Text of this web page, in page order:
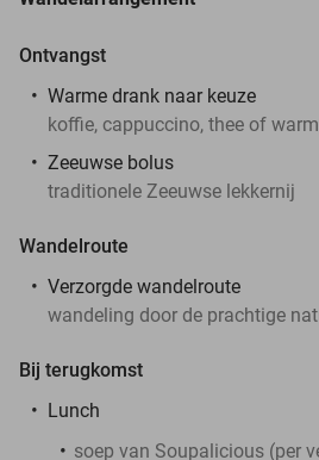
Ontvangst
Warme drank naar keuze
koffie, cappuccino, thee of
Zeeuwse bolus
traditionele Zeeuwse lekkernij
Wandelroute
Verzorgde wandelroute
wandeling door de prachtige
Bij terugkomst
Lunch
soep van Soupalicious (per